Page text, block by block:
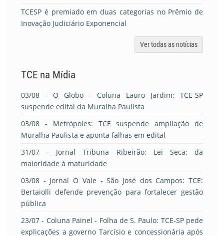
TCESP é premiado em duas categorias no Prêmio de
Inovação Judiciário Exponencial
Ver todas as notícias
TCE na Mídia
03/08 - O Globo - Coluna Lauro Jardim: TCE-SP
suspende edital da Muralha Paulista
03/08 - Metrópoles: TCE suspende ampliação de
Muralha Paulista e aponta falhas em edital
31/07 - Jornal Tribuna Ribeirão: Lei Seca: da
maioridade à maturidade
03/08 - Jornal O Vale - São José dos Campos: TCE:
Bertaiolli defende prevenção para fortalecer gestão
pública
23/07 - Coluna Painel - Folha de S. Paulo: TCE-SP pede
explicações a governo Tarcísio e concessionária após